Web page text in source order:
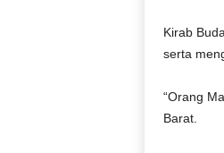
Kirab
serta
“Orang
Barat.